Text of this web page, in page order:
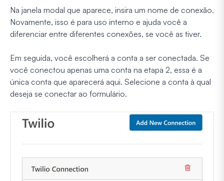
Na janela modal que aparece, insira um nome de conexão.
Novamente, isso é para uso interno e ajuda você a
diferenciar entre diferentes conexões, se você as tiver.
Em seguida, você escolherá a conta a ser conectada. Se
você conectou apenas uma conta na etapa 2, essa é a
única conta que aparecerá aqui. Selecione a conta à qual
deseja se conectar ao formulário.